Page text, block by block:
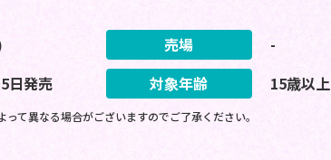
売場
-
日発売 対象年齢 15歳以上
て異なる場合がございますのでご了承ください。